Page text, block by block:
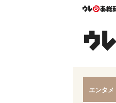
エンタメ